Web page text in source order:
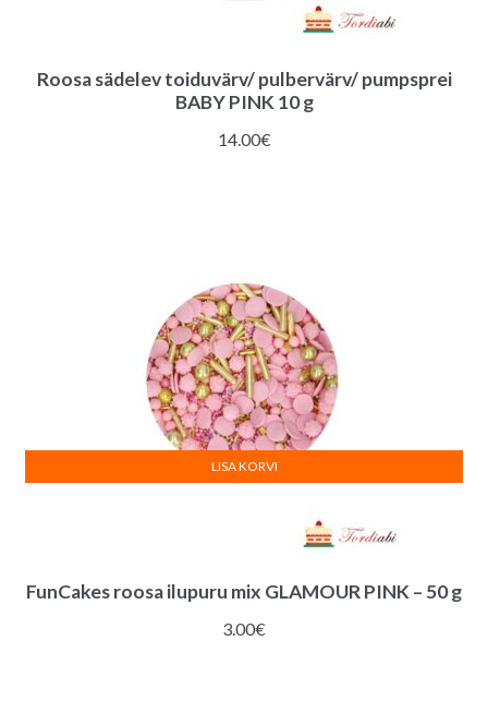
Roosa sädelev toiduvärv/ pulbervärv/ pumpsprei
BABY PINK 10 g
14.00€
FunCakes roosa ilupuru mix GLAMOUR PINK – 50 g
3.00€
LISA KORVI